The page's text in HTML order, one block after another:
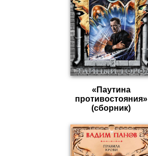
«Паутина
противостояния»
(сборник)